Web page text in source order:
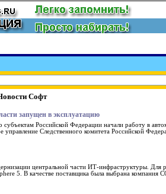
Софт
запущен в эксплуатацию
Российской Федерации начали работу в
Следственного комитета Российской
центральной части ИТ-инфраструктуры. Для
5. В качестве поставщика была выбрана компания